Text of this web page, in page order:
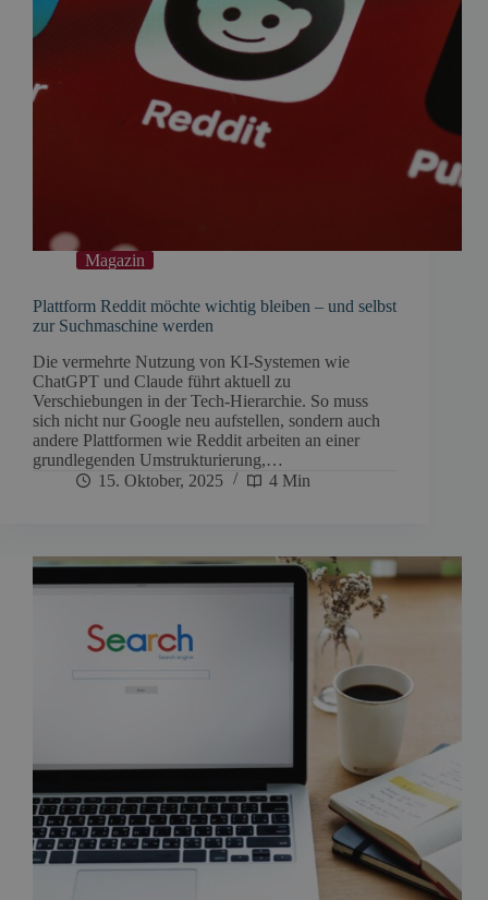
Magazin
Plattform Reddit möchte wichtig bleiben – und selbst
zur Suchmaschine werden
Die vermehrte Nutzung von KI-Systemen wie
ChatGPT und Claude führt aktuell zu
Verschiebungen in der Tech-Hierarchie. So muss
sich nicht nur Google neu aufstellen, sondern auch
andere Plattformen wie Reddit arbeiten an einer
grundlegenden Umstrukturierung,…
15. Oktober, 2025
4 Min